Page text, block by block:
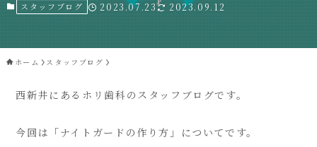
スタッフブログ 2023.07.23 2023.09.12
ホーム スタッフブログ
西新井にあるホリ歯科のスタッフブログです。
今回は「ナイトガードの作り方」についてです。